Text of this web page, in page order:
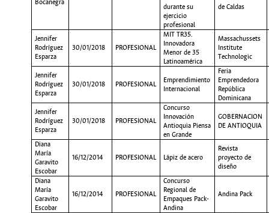
Bocanegra
durante su
ejercicio
profesional
de Caldas
Jennifer
Rodríguez
Esparza
30/01/2018 PROFESIONAL
MIT TR35.
Innovadora
Menor de 35
Latinoamérica
Massachussets
Institute
Technologic
Jennifer
Rodríguez
Esparza
30/01/2018 PROFESIONAL
Emprendimiento
Internacional
Feria
Emprendedora
República
Dominicana
Jennifer
Rodríguez
Esparza
30/01/2018 PROFESIONAL
Concurso
Innovación
Antioquia Piensa
en Grande
GOBERNACION
DE ANTIOQUIA
Diana
María
Garavito
Escobar
16/12/2014 PROFESIONAL Lápiz de acero
Revista
proyecto de
diseño
Diana
María
Garavito
Escobar
16/12/2014 PROFESIONAL
Concurso
Regional de
Empaques Pack-
Andina
Andina Pack